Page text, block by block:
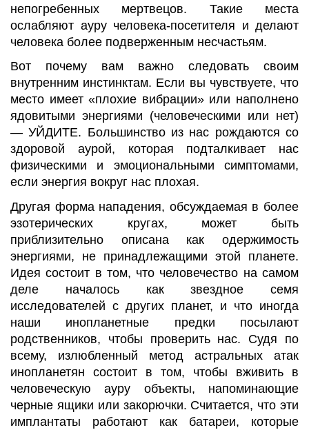
непогребенных мертвецов. Такие места
ослабляют ауру человека-посетителя и делают
человека более подверженным несчастьям.
Вот почему вам важно следовать своим
внутренним инстинктам. Если вы чувствуете, что
место имеет «плохие вибрации» или наполнено
ядовитыми энергиями (человеческими или нет)
— УЙДИТЕ. Большинство из нас рождаются со
здоровой аурой, которая подталкивает нас
физическими и эмоциональными симптомами,
если энергия вокруг нас плохая.
Другая форма нападения, обсуждаемая в более
эзотерических кругах, может быть
приблизительно описана как одержимость
энергиями, не принадлежащими этой планете.
Идея состоит в том, что человечество на самом
деле началось как звездное семя
исследователей с других планет, и что иногда
наши инопланетные предки посылают
родственников, чтобы проверить нас. Судя по
всему, излюбленный метод астральных атак
инопланетян состоит в том, чтобы вживить в
человеческую ауру объекты, напоминающие
черные ящики или закорючки. Считается, что эти
имплантаты работают как батареи, которые